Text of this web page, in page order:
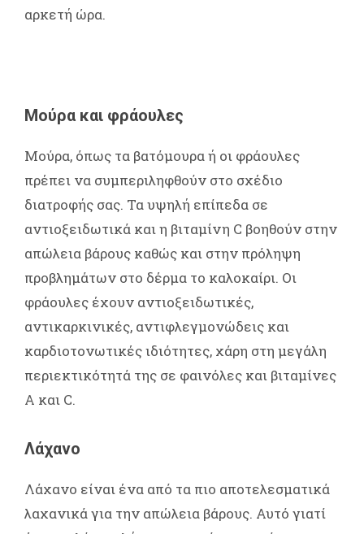
αρκετή ώρα.
Μούρα και φράουλες
Μούρα, όπως τα βατόμουρα ή οι φράουλες
πρέπει να συμπεριληφθούν στο σχέδιο
διατροφής σας. Τα υψηλή επίπεδα σε
αντιοξειδωτικά και η βιταμίνη C βοηθούν στην
απώλεια βάρους καθώς και στην πρόληψη
προβλημάτων στο δέρμα το καλοκαίρι. Οι
φράουλες έχουν αντιοξειδωτικές,
αντικαρκινικές, αντιφλεγμονώδεις και
καρδιοτονωτικές ιδιότητες, χάρη στη μεγάλη
περιεκτικότητά της σε φαινόλες και βιταμίνες
Α και C.
Λάχανο
Λάχανο είναι ένα από τα πιο αποτελεσματικά
λαχανικά για την απώλεια βάρους. Αυτό γιατί